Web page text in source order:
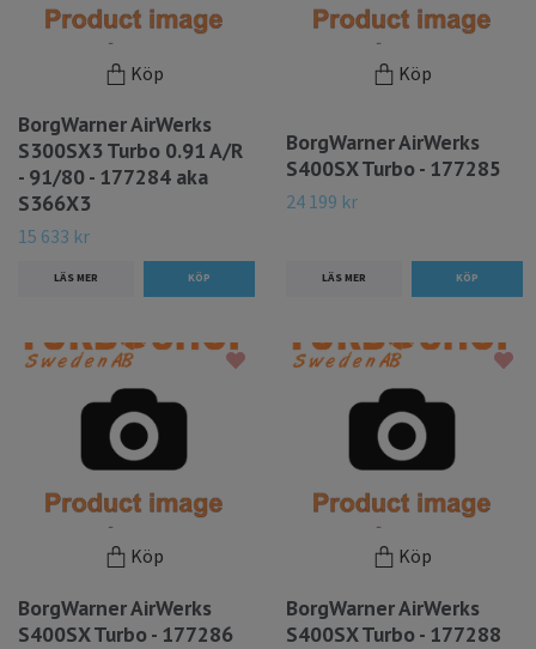
Köp
BorgWarner AirWerks
S300SX3 Turbo 0.91 A/R
- 91/80 - 177284 aka
S366X3
15 633 kr
LÄS MER
Köp
BorgWarner AirWerks
S400SX Turbo - 177285
24 199 kr
LÄS MER
Köp
BorgWarner AirWerks
S400SX Turbo - 177286
Köp
BorgWarner AirWerks
S400SX Turbo - 177288